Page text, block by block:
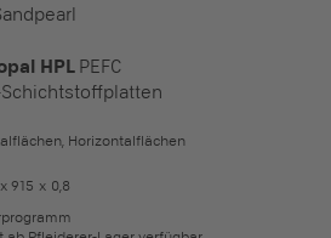
HPL PEFC
Schichtstoffplatten
Horizontalflächen
915 x 0,8